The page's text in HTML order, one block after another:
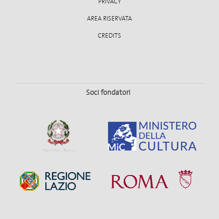
AREA RISERVATA
CREDITS
Soci fondatori